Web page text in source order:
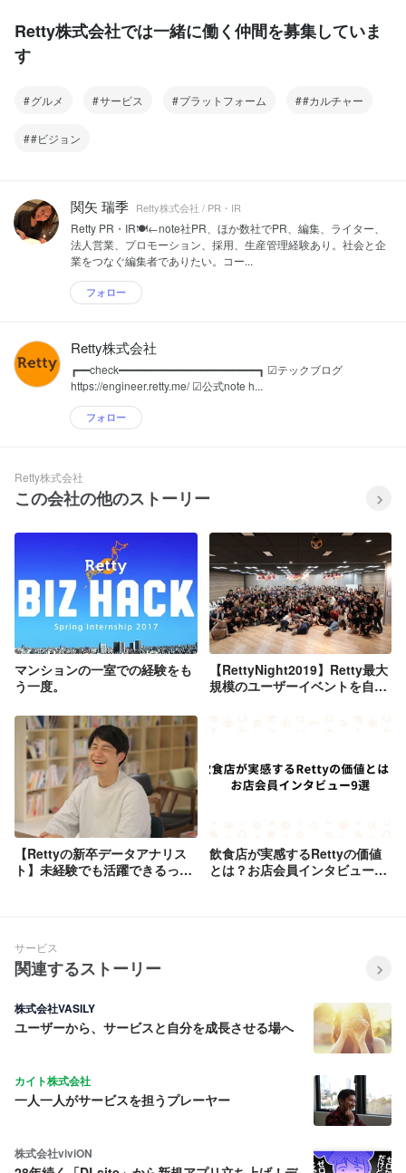
Retty株式会社では一緒に働く仲間を募集していま
す
グルメ サービス プラットフォーム #カルチャー
#ビジョン
関矢 瑞季 Retty株式会社 / PR・IR
Retty PR・IR🍽←note社PR、ほか数社でPR、編集、ライター、
法人営業、プロモーション、採用、生産管理経験あり。社会と企
業をつなぐ編集者でありたい。コー...
フォロー
Retty株式会社
┏━━check━━━━━━━━━━━━━━━━━━━━━━┓ ☑テックブログ
https://engineer.retty.me/ ☑公式note h...
フォロー
Retty株式会社
この会社の他のストーリー
マンションの一室での経験をも
う一度。
【RettyNight2019】Retty最大
規模のユーザーイベントを自社
【Rettyの新卒データアナリス
ト】未経験でも活躍できるって
飲食店が実感するRettyの価値
とは？お店会員インタビュー9
サービス
関連するストーリー
株式会社VASILY
ユーザーから、サービスと自分を成長させる場へ
カイト株式会社
一人一人がサービスを担うプレーヤー
株式会社viviON